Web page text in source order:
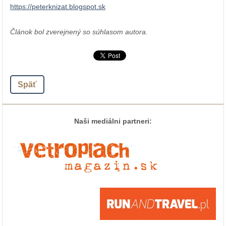
https://peterknizat.blogspot.sk
Článok bol zverejnený so súhlasom autora.
Späť
Naši mediálni partneri: